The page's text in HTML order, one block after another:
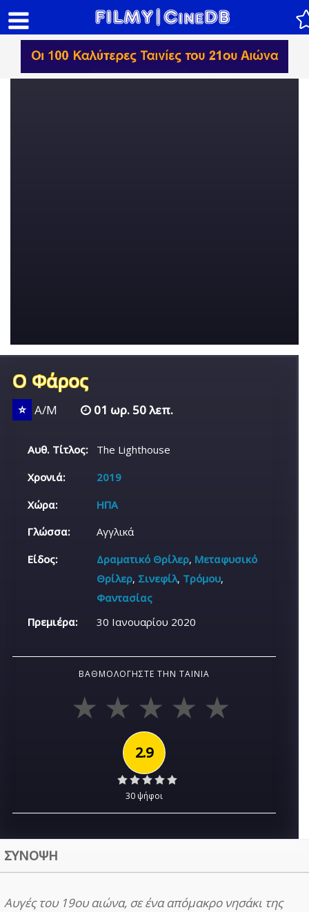
Ο Φάρος
⭐ Α/Μ 01 ωρ. 50 λεπ.
Αυθ. Τίτλος:
The Lighthouse
Χρονιά:
2019
Χώρα:
ΗΠΑ
Γλώσσα:
Αγγλικά
Είδος:
Δραματικό Θρίλερ, Μεταφυσικό
Θρίλερ, Σινεφίλ, Τρόμου,
Φαντασίας
Πρεμιέρα:
30 Ιανουαρίου 2020
ΒΑΘΜΟΛΟΓΉΣΤΕ ΤΗΝ ΤΑΙΝΊΑ
2.9
30 ψήφοι
ΣΥΝΟΨΗ
Αυγές του 19ου αιώνα, σε ένα απόμακρο νησάκι της